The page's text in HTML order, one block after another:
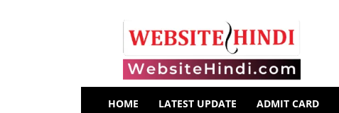
HOME LATEST UPDATE ADMIT CARD